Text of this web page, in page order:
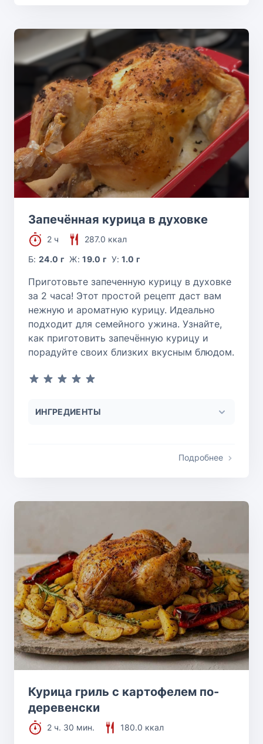
Запечённая курица в духовке
2 ч
287.0 ккал
Б:24.0 г Ж:19.0 г У:1.0 г
Приготовьте запеченную курицу в духовке
за 2 часа! Этот простой рецепт даст вам
нежную и ароматную курицу. Идеально
подходит для семейного ужина. Узнайте,
как приготовить запечённую курицу и
порадуйте своих близких вкусным блюдом.
ИНГРЕДИЕНТЫ
Подробнее
Курица гриль с картофелем по-
деревенски
2 ч. 30 мин.
180.0 ккал